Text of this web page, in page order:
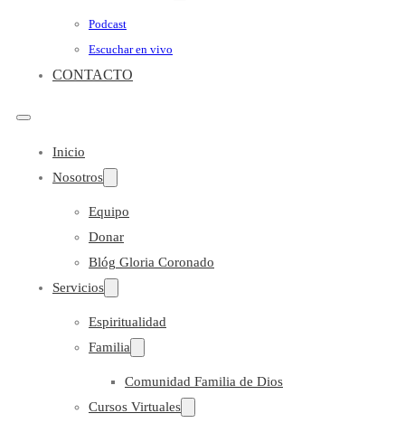
Podcast
Escuchar en vivo
CONTACTO
Inicio
Nosotros
Equipo
Donar
Blóg Gloria Coronado
Servicios
Espiritualidad
Familia
Comunidad Familia de Dios
Cursos Virtuales